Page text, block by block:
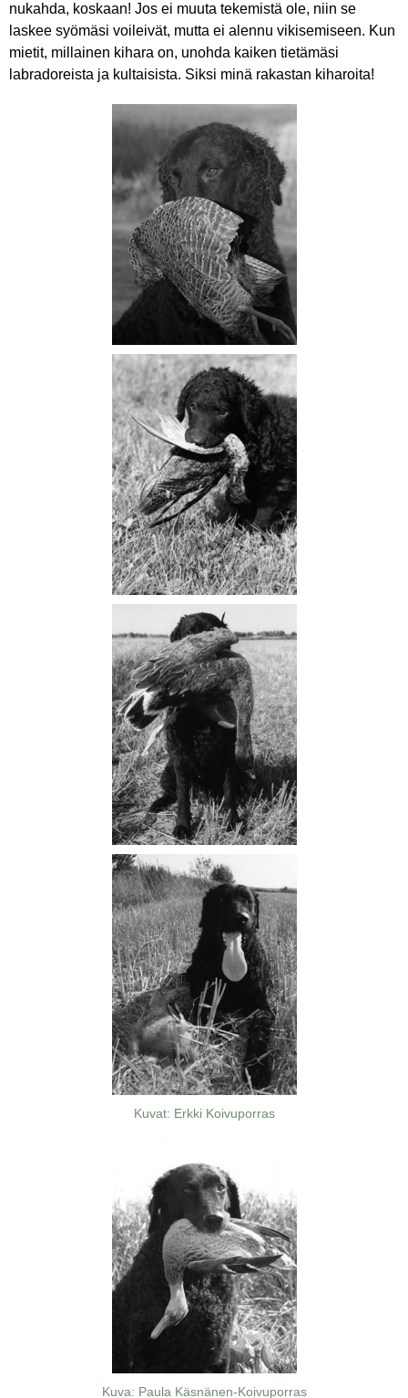
nukahda, koskaan! Jos ei muuta tekemistä ole, niin se
laskee syömäsi voileivät, mutta ei alennu vikisemiseen. Kun
mietit, millainen kihara on, unohda kaiken tietämäsi
labradoreista ja kultaisista. Siksi minä rakastan kiharoita!
Kuvat: Erkki Koivuporras
Kuva: Paula Käsnänen-Koivuporras